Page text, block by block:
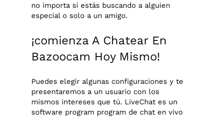
no importa si estás buscando a alguien
especial o solo a un amigo.
¡comienza A Chatear En
Bazoocam Hoy Mismo!
Puedes elegir algunas configuraciones y te
presentaremos a un usuario con los
mismos intereses que tú. LiveChat es un
software program program de chat en vivo